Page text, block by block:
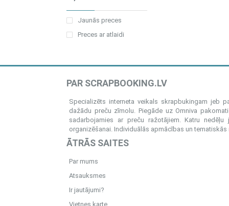
Jaunās preces
Preces ar atlaidi
PAR SCRAPBOOKING.LV
Specializēts interneta veikals skrapbukingam jeb
dažādu preču zīmolu. Piegāde uz Omniva
sadarbojamies ar preču ražotājiem. Katru
organizēšanai. Individuālās apmācības un
ĀTRĀS SAITES
Par mums
Atsauksmes
Ir jautājumi?
Vietnes karte